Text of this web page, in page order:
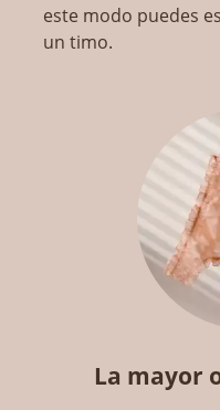
este modo puedes
un timo.
La mayor